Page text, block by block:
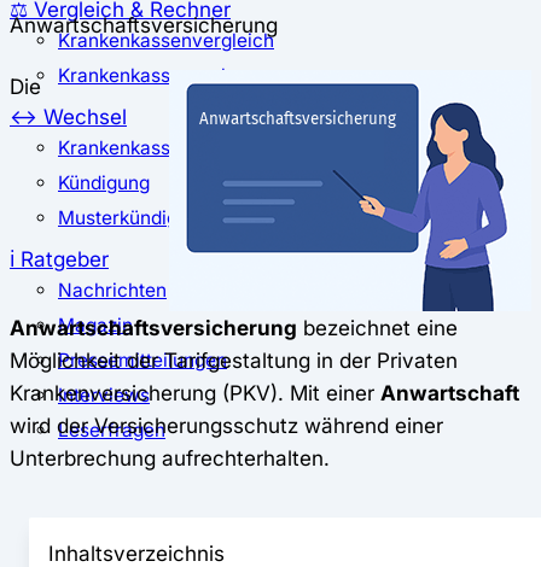
⚖️ Vergleich & Rechner
Krankenkassenvergleich
Krankenkassenrechner
↔ Wechsel
Krankenkassenwechsel
Kündigung
Musterkündigung
ℹ Ratgeber
Nachrichten
Magazin
Pressemitteilungen
Interviews
Leserfragen
Anwartschaftsversicherung
Die
Anwartschaftsversicherung bezeichnet eine
Möglichkeit der Tarifgestaltung in der Privaten
Krankenversicherung (PKV). Mit einer Anwartschaft
wird der Versicherungsschutz während einer
Unterbrechung aufrechterhalten.
Inhaltsverzeichnis